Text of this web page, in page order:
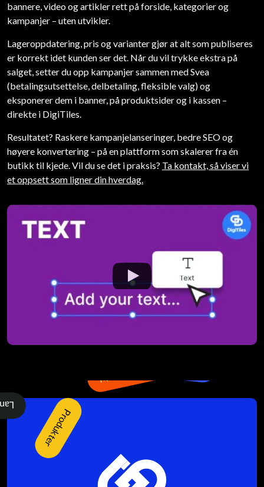
bannere, video og artikler rett på forside, kategorier og
kampanjer – uten utvikler.
Lageroppdatering, pris og varianter gjør at alt som publiseres
er korrekt idet kunden ser det. Når du vil trykke ekstra på
salget, setter du opp kampanjer sammen med Svea
(betalingsutsettelse, delbetaling, fleksible valg) og
eksponerer dem i banner, på produktsider og i kassen –
direkte i DigiTiles.
Resultatet? Raskere kampanjelanseringer, bedre SEO og
høyere konvertering – på en plattform som skalerer fra én
butikk til kjede. Vil du se det i praksis? Ta kontakt, så viser vi
et oppsett som ligner din hverdag.
Innholdstyper
FAQ sider
Maps Bærekraft
Flytt rundt
Drag and drop
Knapp/lenke